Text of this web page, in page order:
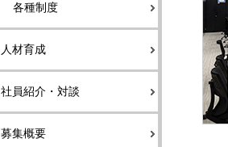
各種制度
人材育成
社員紹介・対談
募集概要